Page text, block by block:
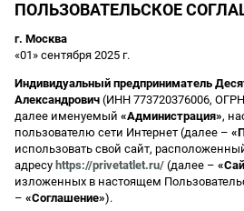
ПОЛЬЗОВАТЕЛЬСКОЕ
г. Москва
«01» сентября 2025 г.
Индивидуальный предприниматель
Александрович (ИНН 773720376006,
далее именуемый «Администрация»,
пользователю сети Интернет (далее –
использовать свой сайт,
адресу https://privetatlet.ru/ (далее –
изложенных в настоящем
– «Соглашение»).